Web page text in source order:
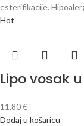
esterifikacije.
Hot
Lipo vosak
11,80€
Dodaj u košaricu